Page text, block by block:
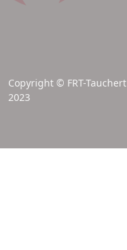
Copyright © FRT-Tauchert
2023